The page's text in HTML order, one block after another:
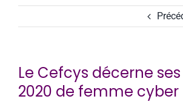
PODCAST
NOUS REJOINDRE
CONTACT
Le Cefcys décerne
2020 de femme cyber